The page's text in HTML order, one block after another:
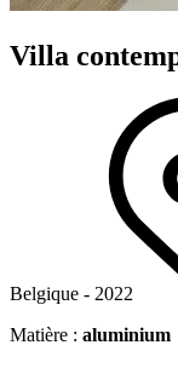
Villa
Belgique - 2022
Matière : aluminium